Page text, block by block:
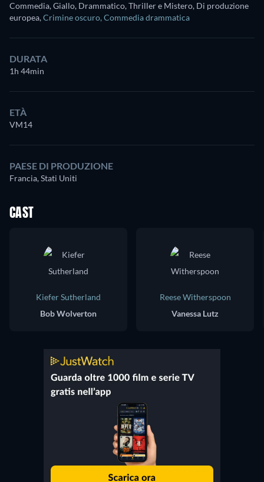
Commedia, Giallo, Drammatico, Thriller e Mistero, Di produzione
europea,Crimine oscuro, Commedia drammatica
DURATA
1h 44min
ETÀ
VM14
PAESE DI PRODUZIONE
Francia, Stati Uniti
CAST
Kiefer Sutherland
Bob Wolverton
Reese Witherspoon
Vanessa Lutz